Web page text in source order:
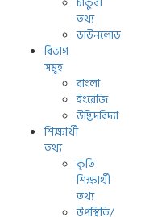
তথ্য
ডাউনলোড
বিভাগ
সমূহ
বাংলা
ইংরেজি
উদ্ভিদবিদ্যা
শিক্ষার্থী
তথ্য
কৃতি
শিক্ষার্থী
তথ্য
উপস্থিতি/